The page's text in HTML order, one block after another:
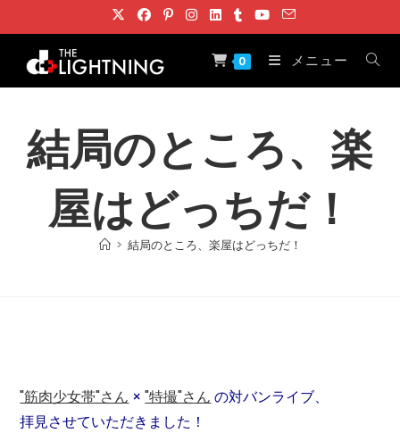
ン
0 メニュー
結局のところ、楽
屋はどっちだ！
> 結局のところ、楽屋はどっちだ！
"筋肉少女帯"さん ×"特撮"さん の対バンライブ、
拝見させていただきました！